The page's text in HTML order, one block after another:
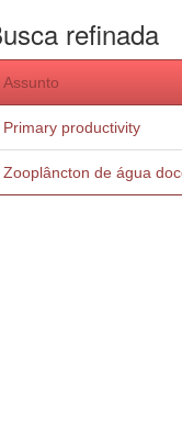
refinada
Assunto
Primary productivity
Zooplâncton de água